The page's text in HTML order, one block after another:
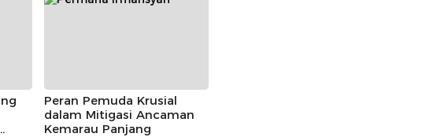
Peran Pemuda Krusial
dalam Mitigasi Ancaman
Kemarau Panjang